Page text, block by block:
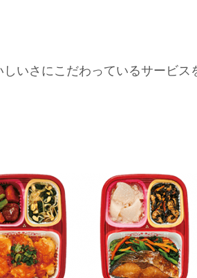
いさにこだわっているサービス